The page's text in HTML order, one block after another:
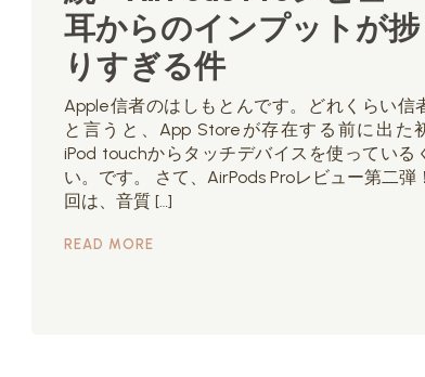
耳からのインプットが捗
りすぎる件
Apple信者のはしもとんです。どれくらい信
と言うと、App Storeが存在する前に出た
iPod touchからタッチデバイスを使っている
い。です。 さて、AirPods Proレビュー第二弾
回は、音質 […]
READ MORE